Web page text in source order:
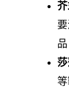
芥
品
莎